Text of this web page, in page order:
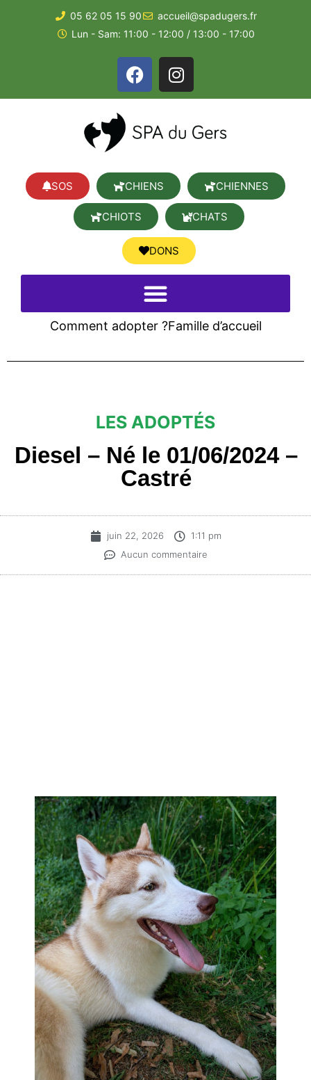
05 62 05 15 90
accueil@spadugers.fr
Lun - Sam: 11:00 - 12:00 / 13:00 - 17:00
SOS CHIENS CHIENNES
CHIOTS CHATS
DONS
Comment adopter ?Famille d’accueil
LES ADOPTÉS
Diesel – Né le 01/06/2024 –
Castré
juin 22, 2026
1:11 pm
Aucun commentaire